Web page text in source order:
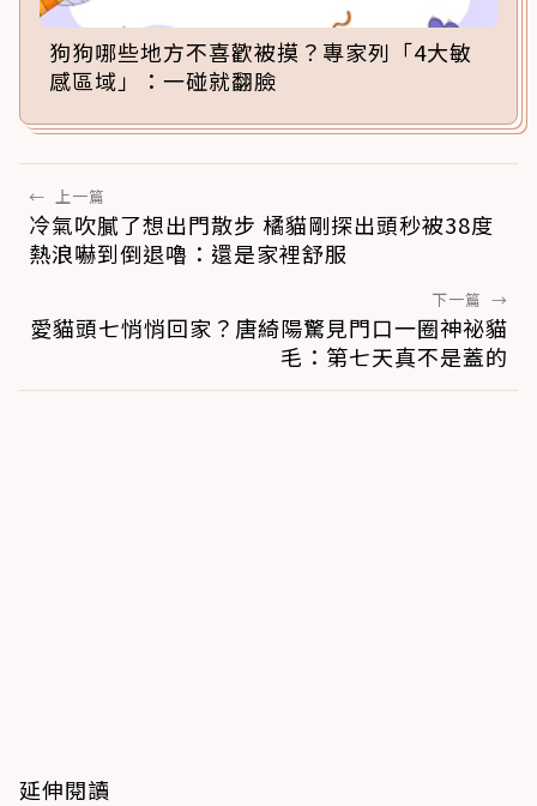
狗狗哪些地方不喜歡被摸？專家列「4大敏
感區域」：一碰就翻臉
← 上一篇
冷氣吹膩了想出門散步 橘貓剛探出頭秒被38度
熱浪嚇到倒退嚕：還是家裡舒服
下一篇 →
愛貓頭七悄悄回家？唐綺陽驚見門口一圈神祕貓
毛：第七天真不是蓋的
延伸閱讀